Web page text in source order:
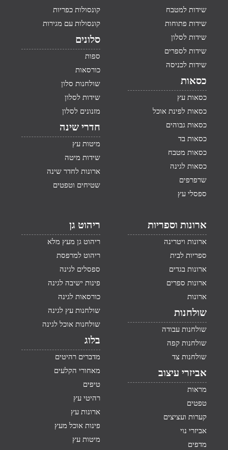
שידות למטבח
שידות פתוחות
שידות לסלון
שידות לספרים
שידות לכניסה
כסאות
כסאות עץ
כסאות לפינת אוכל
כסאות גבוהים
כסאות בד
כסאות מטבח
כסאות לגינה
שרפרפים
ספסלי עץ
קונסולות כפריות
קונסולות עם מגירות
סלונים
ספות
כורסאות
שולחנות סלון
שידות לסלון
מזנונים לסלון
חדרי שינה
מיטות עץ
שידות מיטה
ארונות לחדר שינה
שטיחים וטפטים
ארונות וספריות
ארונות ויטרינה
ספריות לבית
ארונות בגדים
ארונות ספרים
ארונות
שולחנות
שולחנות עבודה
שולחנות קפה
שולחנות צד
אביזרי עיצוב
מראות
טפטים
קערות ועציצים
אביזרי נוי
מדפים
ריהוט גן
ריהוט גן מעץ מלא
ריהוט למרפסת
ספסלים לגינה
פינות ישיבה לגינה
כורסאות לגינה
שולחנות עץ לגינה
שולחנות אוכל לגינה
בלוג
מדברים רהיטים
מאחורי הקלעים
טיפים
רהיטי עץ
ארונות עץ
פינות אוכל מעץ
מיטות עץ